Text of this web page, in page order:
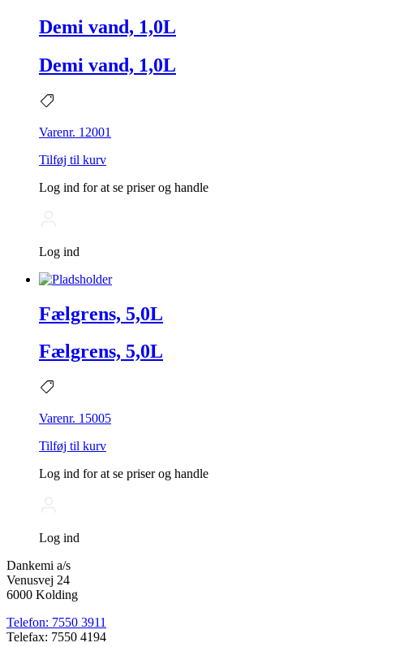
Demi vand, 1,0L
Demi vand, 1,0L
Varenr. 12001
Tilføj til kurv
Log ind for at se priser og handle
Log ind
Fælgrens, 5,0L
Fælgrens, 5,0L
Varenr. 15005
Tilføj til kurv
Log ind for at se priser og handle
Log ind
Dankemi a/s
Venusvej 24
6000 Kolding
Telefon: 7550 3911
Telefax: 7550 4194